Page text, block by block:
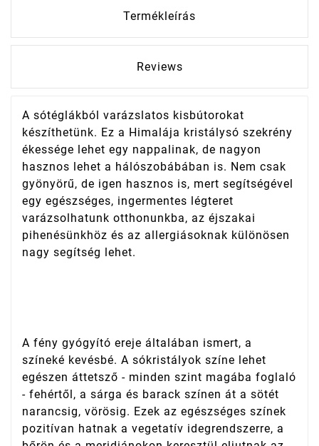
Termékleírás
Reviews
A sótéglákból varázslatos kisbútorokat
készíthetünk. Ez a Himalája kristálysó szekrény
ékessége lehet egy nappalinak, de nagyon
hasznos lehet a hálószobábában is. Nem csak
gyönyörű, de igen hasznos is, mert segítségével
egy egészséges, ingermentes légteret
varázsolhatunk otthonunkba, az éjszakai
pihenésünkhöz és az allergiásoknak különösen
nagy segítség lehet.
A fény gyógyító ereje általában ismert, a
színeké kevésbé. A sókristályok színe lehet
egészen áttetsző - minden szint magába foglaló
- fehértől, a sárga és barack színen át a sötét
narancsig, vörösig. Ezek az egészséges színek
pozitívan hatnak a vegetatív idegrendszerre, a